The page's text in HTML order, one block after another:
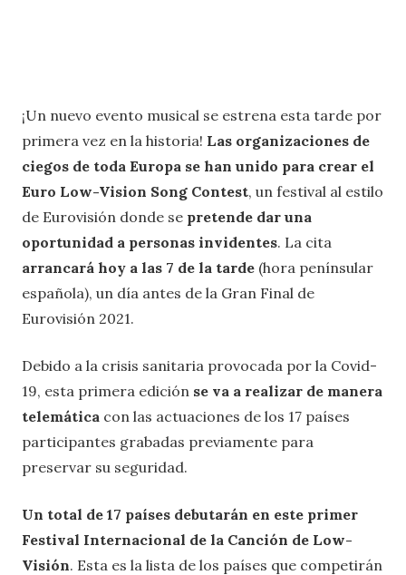
¡Un nuevo evento musical se estrena esta tarde por
primera vez en la historia! Las organizaciones de
ciegos de toda Europa se han unido para crear el
Euro Low-Vision Song Contest, un festival al estilo
de Eurovisión donde se pretende dar una
oportunidad a personas invidentes. La cita
arrancará hoy a las 7 de la tarde (hora penínsular
española), un día antes de la Gran Final de
Eurovisión 2021.
Debido a la crisis sanitaria provocada por la Covid-
19, esta primera edición se va a realizar de manera
telemática con las actuaciones de los 17 países
participantes grabadas previamente para
preservar su seguridad.
Un total de 17 países debutarán en este primer
Festival Internacional de la Canción de Low-
Visión. Esta es la lista de los países que competirán